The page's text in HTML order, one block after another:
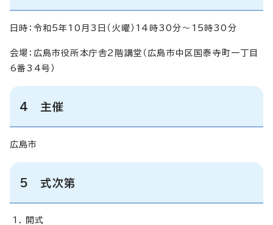
日時：令和5年10月3日（火曜）14時30分～15時30分
会場：広島市役所本庁舎2階講堂（広島市中区国泰寺町一丁目
6番34号）
4 主催
広島市
5 式次第
開式